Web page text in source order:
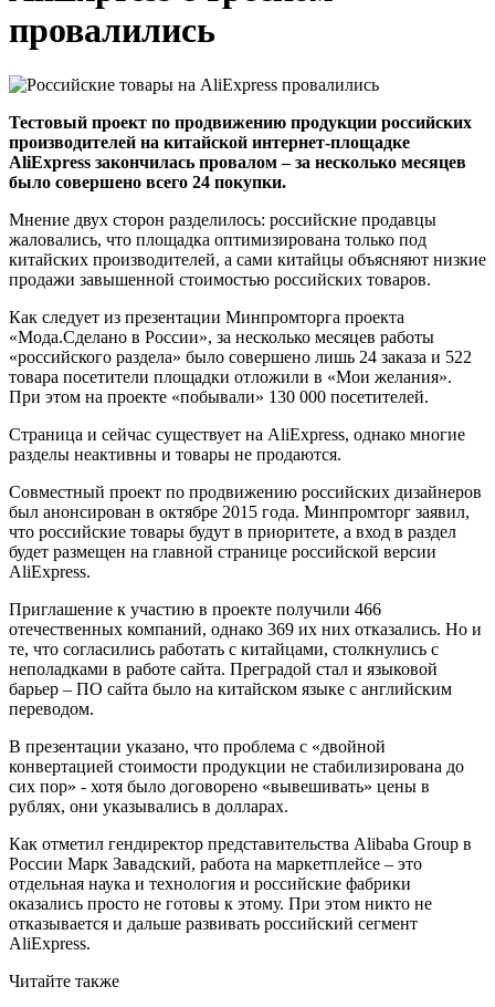
провалились
Тестовый проект по продвижению продукции российских
производителей на китайской интернет-площадке
AliExpress закончилась провалом – за несколько месяцев
было совершено всего 24 покупки.
Мнение двух сторон разделилось: российские продавцы
жаловались, что площадка оптимизирована только под
китайских производителей, а сами китайцы объясняют низкие
продажи завышенной стоимостью российских товаров.
Как следует из презентации Минпромторга проекта
«Мода.Сделано в России», за несколько месяцев работы
«российского раздела» было совершено лишь 24 заказа и 522
товара посетители площадки отложили в «Мои желания».
При этом на проекте «побывали» 130 000 посетителей.
Страница и сейчас существует на AliExpress, однако многие
разделы неактивны и товары не продаются.
Совместный проект по продвижению российских дизайнеров
был анонсирован в октябре 2015 года. Минпромторг заявил,
что российские товары будут в приоритете, а вход в раздел
будет размещен на главной странице российской версии
AliExpress.
Приглашение к участию в проекте получили 466
отечественных компаний, однако 369 их них отказались. Но и
те, что согласились работать с китайцами, столкнулись с
неполадками в работе сайта. Преградой стал и языковой
барьер – ПО сайта было на китайском языке с английским
переводом.
В презентации указано, что проблема с «двойной
конвертацией стоимости продукции не стабилизирована до
сих пор» - хотя было договорено «вывешивать» цены в
рублях, они указывались в долларах.
Как отметил гендиректор представительства Alibaba Group в
России Марк Завадский, работа на маркетплейсе – это
отдельная наука и технология и российские фабрики
оказались просто не готовы к этому. При этом никто не
отказывается и дальше развивать российский сегмент
AliExpress.
Читайте также